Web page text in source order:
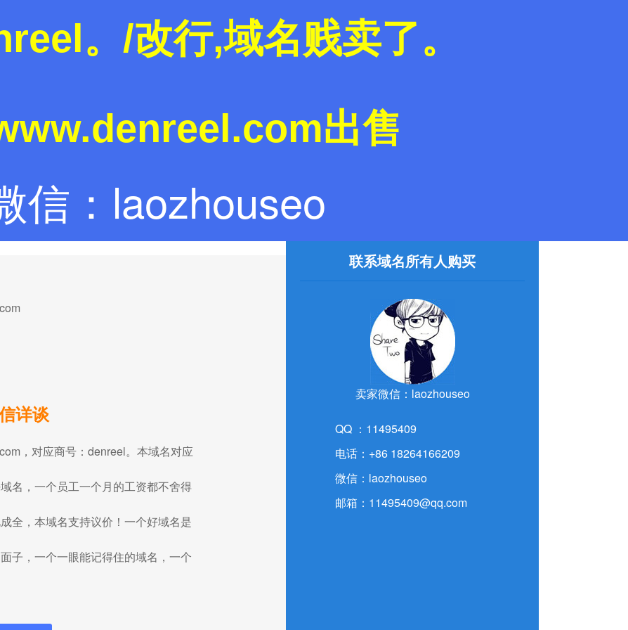
。/改行,域名贱卖了。
出售
信：laozhouseo
详谈
，对应商号：denreel。本域名对应
名，一个员工一个月的工资都不舍得
全，本域名支持议价！一个好域名是
子，一个一眼能记得住的域名，一个
联系域名所有人购买
卖家微信：laozhouseo
QQ ：11495409
电话：+86 18264166209
微信：laozhouseo
邮箱：11495409@qq.com